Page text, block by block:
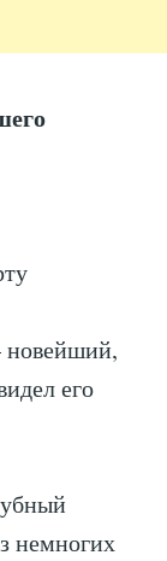
его
немногих